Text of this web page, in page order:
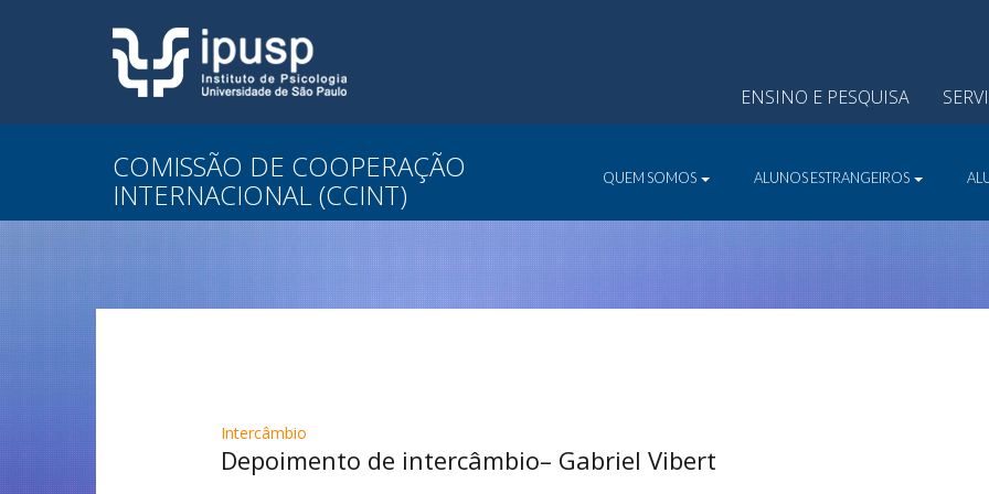
ENSINO E PESQUISA
COMISSÃO DE COOPERAÇÃO
INTERNACIONAL (CCINT) QUEM SOMOS ALUNOS ESTRANGEIROS
Intercâmbio
Depoimento de intercâmbio– Gabriel Vibert